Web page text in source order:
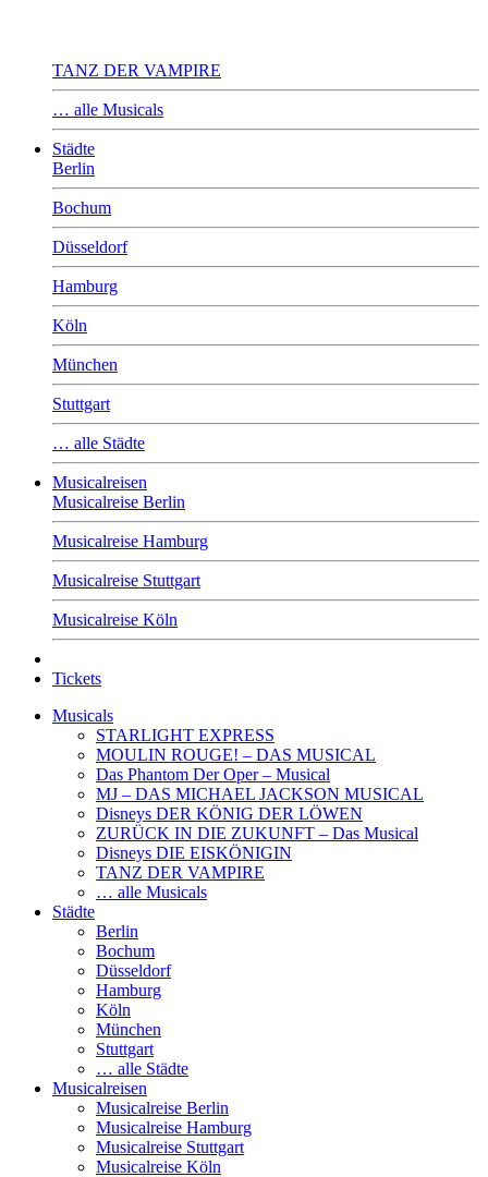
TANZ DER VAMPIRE
… alle Musicals
Städte
Berlin
Bochum
Düsseldorf
Hamburg
Köln
München
Stuttgart
… alle Städte
Musicalreisen
Musicalreise Berlin
Musicalreise Hamburg
Musicalreise Stuttgart
Musicalreise Köln
Tickets
Musicals
STARLIGHT EXPRESS
MOULIN ROUGE! – DAS MUSICAL
Das Phantom Der Oper – Musical
MJ – DAS MICHAEL JACKSON MUSICAL
Disneys DER KÖNIG DER LÖWEN
ZURÜCK IN DIE ZUKUNFT – Das Musical
Disneys DIE EISKÖNIGIN
TANZ DER VAMPIRE
… alle Musicals
Städte
Berlin
Bochum
Düsseldorf
Hamburg
Köln
München
Stuttgart
… alle Städte
Musicalreisen
Musicalreise Berlin
Musicalreise Hamburg
Musicalreise Stuttgart
Musicalreise Köln